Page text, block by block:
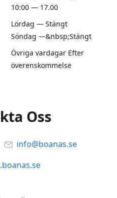
10:00 — 17.00
Lördag — Stängt
Söndag —&nbsp;Stängt
Övriga vardagar Efter
överenskommelse
Oss
info@boanas.se